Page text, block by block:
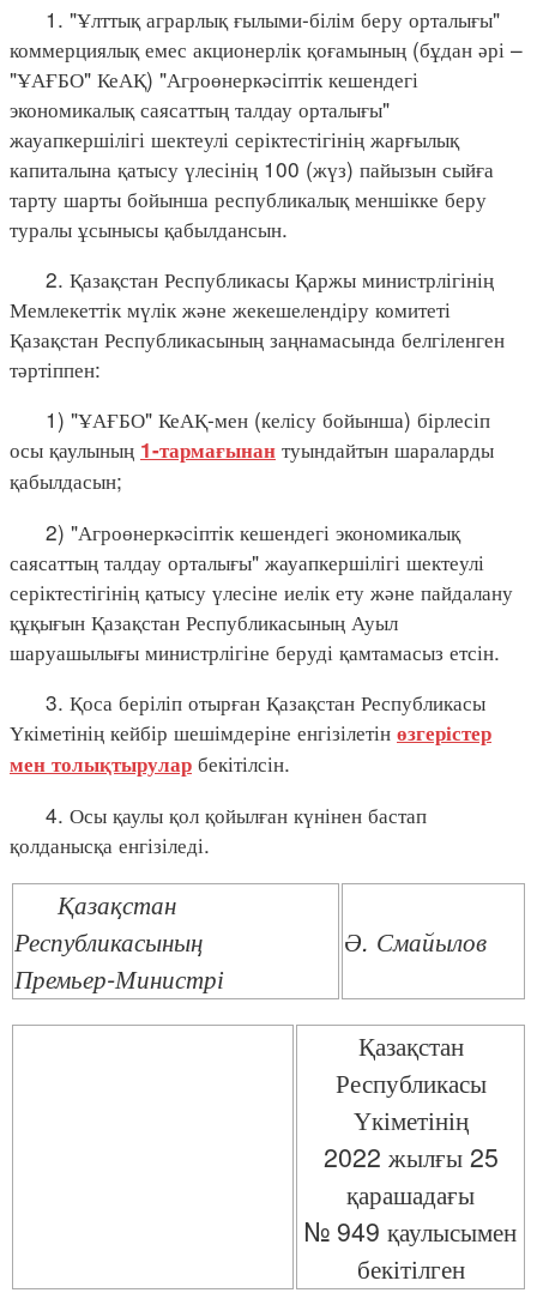
1. "Ұлттық аграрлық ғылыми-білім беру орталығы"
коммерциялық емес акционерлік қоғамының (бұдан әрі –
"ҰАҒБО" КеАҚ) "Агроөнеркәсіптік кешендегі
экономикалық саясаттың талдау орталығы"
жауапкершілігі шектеулі серіктестігінің жарғылық
капиталына қатысу үлесінің 100 (жүз) пайызын сыйға
тарту шарты бойынша республикалық меншікке беру
туралы ұсынысы қабылдансын.
2. Қазақстан Республикасы Қаржы министрлігінің
Мемлекеттік мүлік және жекешелендіру комитеті
Қазақстан Республикасының заңнамасында белгіленген
тәртіппен:
1) "ҰАҒБО" КеАҚ-мен (келісу бойынша) бірлесіп
осы қаулының 1-тармағынан туындайтын шараларды
қабылдасын;
2) "Агроөнеркәсіптік кешендегі экономикалық
саясаттың талдау орталығы" жауапкершілігі шектеулі
серіктестігінің қатысу үлесіне иелік ету және пайдалану
құқығын Қазақстан Республикасының Ауыл
шаруашылығы министрлігіне беруді қамтамасыз етсін.
3. Қоса беріліп отырған Қазақстан Республикасы
Үкіметінің кейбір шешімдеріне енгізілетін өзгерістер
мен толықтырулар бекітілсін.
4. Осы қаулы қол қойылған күнінен бастап
қолданысқа енгізіледі.
Қазақстан
Республикасының
Премьер-Министрі
Ә. Смайылов
Қазақстан
Республикасы
Үкіметінің
2022 жылғы 25
қарашадағы
№ 949 қаулысымен
бекітілген